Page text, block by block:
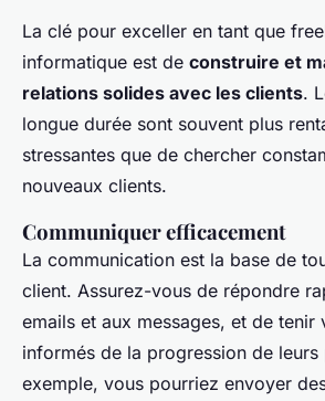
La clé pour exceller en tant que
informatique est de construire et
relations solides avec les clients.
longue durée sont souvent plus
stressantes que de chercher
nouveaux clients.
Communiquer efficacement
La communication est la base de
client. Assurez-vous de répondre
emails et aux messages, et de tenir
informés de la progression de leurs
exemple, vous pourriez envoyer